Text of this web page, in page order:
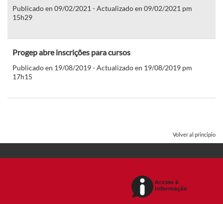
Publicado en 09/02/2021 - Actualizado en 09/02/2021 pm
15h29
Progep abre inscrições para cursos
Publicado en 19/08/2019 - Actualizado en 19/08/2019 pm
17h15
Volver al principio